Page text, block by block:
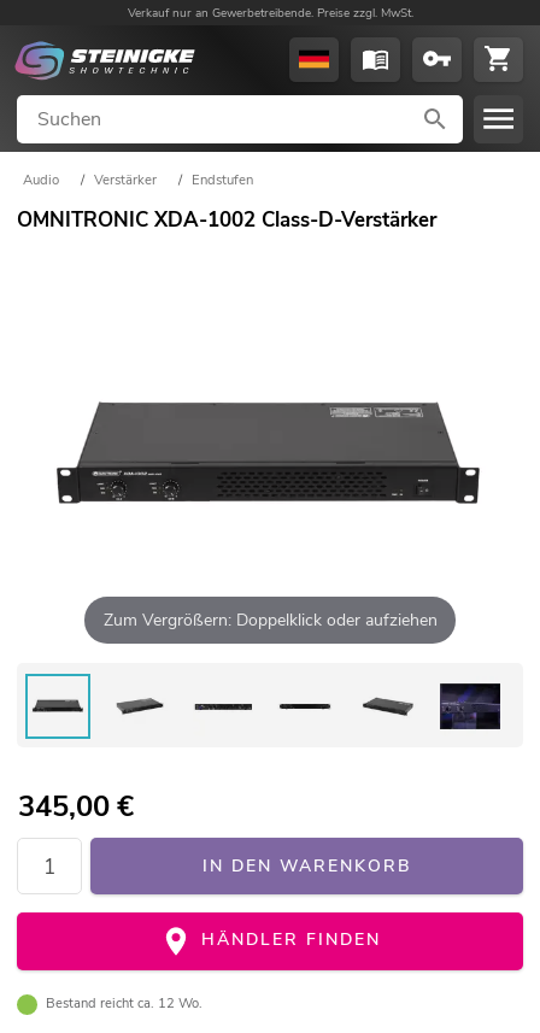
Verkauf nur an Gewerbetreibende. Preise zzgl. MwSt.
Audio / Verstärker / Endstufen
OMNITRONIC XDA-1002 Class-D-Verstärker
Zum Vergrößern: Doppelklick oder aufziehen
345,00€
IN DEN WARENKORB
HÄNDLER FINDEN
Bestand reicht ca. 12 Wo.